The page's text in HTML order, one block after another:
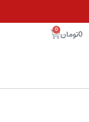
0تومان 0